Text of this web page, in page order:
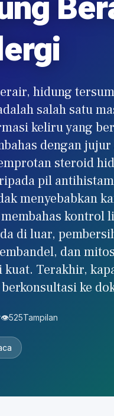
hidung
salah satu
keliru yang
dengan jujur
steroid
pil
menyebabkan
kontrol
di luar,
dan
Terakhir,
ke
👁️525Tampilan